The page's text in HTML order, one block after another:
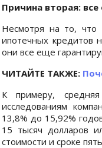
Причина вторая:
Несмотря на то, что
ипотечных кредитов
они все еще
ЧИТАЙТЕ ТАКЖЕ:
К примеру,
исследованиям
13,8% до 15,92%
15 тысяч долларов
стоимости и сроке